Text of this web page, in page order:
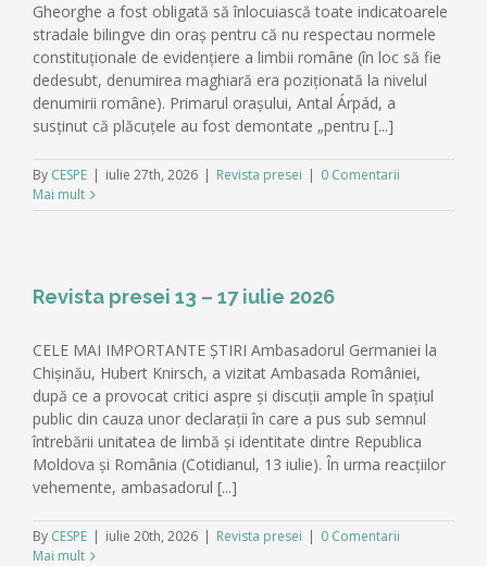
Gheorghe a fost obligată să înlocuiască toate indicatoarele
stradale bilingve din oraș pentru că nu respectau normele
constituționale de evidențiere a limbii române (în loc să fie
dedesubt, denumirea maghiară era poziționată la nivelul
denumirii române). Primarul orașului, Antal Árpád, a
susținut că plăcuțele au fost demontate „pentru [...]
By CESPE | iulie 27th, 2026 | Revista presei | 0 Comentarii
Mai mult
Revista presei 13 – 17 iulie 2026
CELE MAI IMPORTANTE ȘTIRI Ambasadorul Germaniei la
Chișinău, Hubert Knirsch, a vizitat Ambasada României,
după ce a provocat critici aspre și discuții ample în spațiul
public din cauza unor declarații în care a pus sub semnul
întrebării unitatea de limbă și identitate dintre Republica
Moldova și România (Cotidianul, 13 iulie). În urma reacțiilor
vehemente, ambasadorul [...]
By CESPE | iulie 20th, 2026 | Revista presei | 0 Comentarii
Mai mult